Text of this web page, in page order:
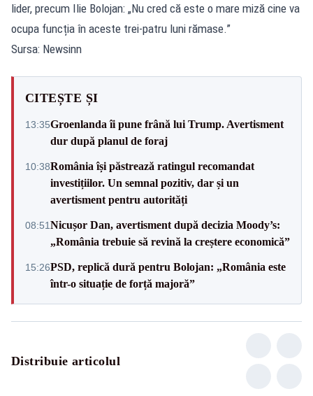
lider, precum Ilie Bolojan: „Nu cred că este o mare miză cine va
ocupa funcția în aceste trei-patru luni rămase.”
Sursa: Newsinn
CITEȘTE ȘI
13:35Groenlanda îi pune frână lui Trump. Avertisment
dur după planul de foraj
10:38România își păstrează ratingul recomandat
investițiilor. Un semnal pozitiv, dar și un
avertisment pentru autorități
08:51Nicușor Dan, avertisment după decizia Moody’s:
„România trebuie să revină la creștere economică”
15:26PSD, replică dură pentru Bolojan: „România este
într-o situație de forță majoră”
Distribuie articolul